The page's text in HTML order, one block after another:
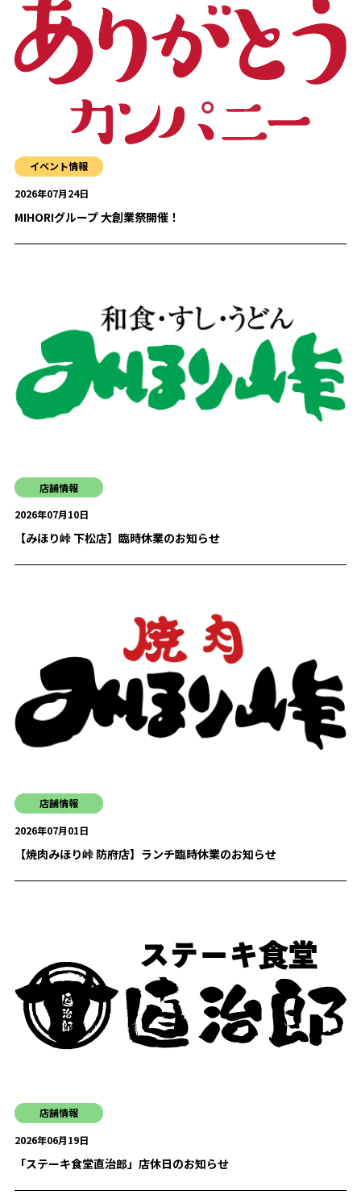
イベント情報
2026年07月24日
MIHORIグループ 大創業祭開催！
店舗情報
2026年07月10日
【みほり峠 下松店】臨時休業のお知らせ
店舗情報
2026年07月01日
【焼肉みほり峠 防府店】ランチ臨時休業のお知らせ
店舗情報
2026年06月19日
「ステーキ食堂直治郎」店休日のお知らせ